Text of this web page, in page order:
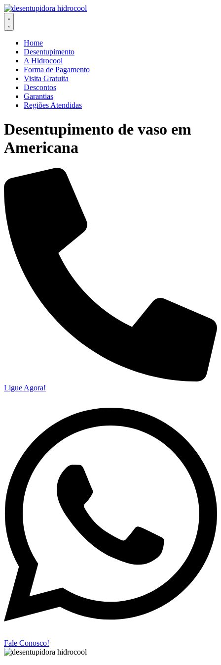
Ir
para
Home
Desentupimento
A Hidrocool
Forma de Pagamento
Visita Gratuita
Descontos
Garantias
Regiões Atendidas
Desentupimento de vaso em
Americana
Ligue Agora!
Fale Conosco!